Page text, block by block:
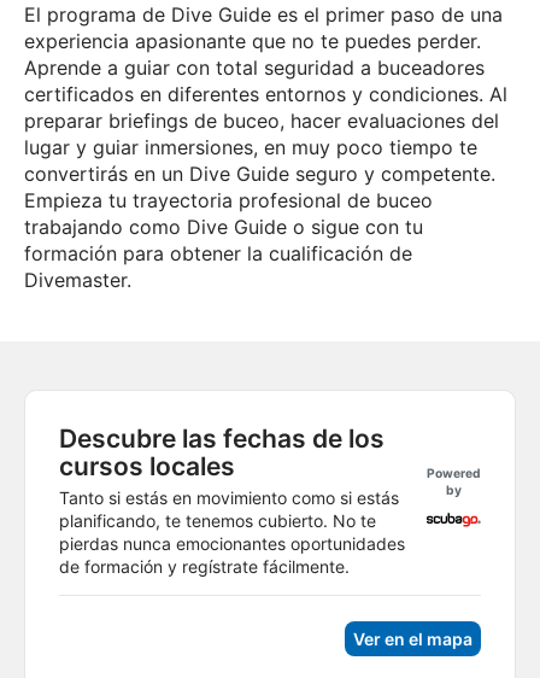
El programa de Dive Guide es el primer paso de una
experiencia apasionante que no te puedes perder.
Aprende a guiar con total seguridad a buceadores
certificados en diferentes entornos y condiciones. Al
preparar briefings de buceo, hacer evaluaciones del
lugar y guiar inmersiones, en muy poco tiempo te
convertirás en un Dive Guide seguro y competente.
Empieza tu trayectoria profesional de buceo
trabajando como Dive Guide o sigue con tu
formación para obtener la cualificación de
Divemaster.
Descubre las fechas de los
cursos locales
Tanto si estás en movimiento como si estás
planificando, te tenemos cubierto. No te
pierdas nunca emocionantes oportunidades
de formación y regístrate fácilmente.
Powered
by
Ver en el mapa